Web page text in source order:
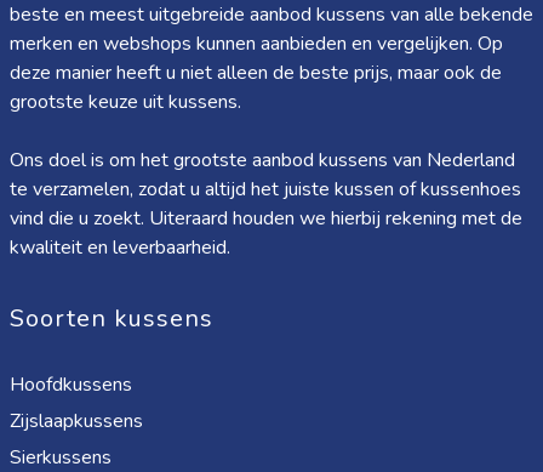
beste en meest uitgebreide aanbod kussens van alle bekende
merken en webshops kunnen aanbieden en vergelijken. Op
deze manier heeft u niet alleen de beste prijs, maar ook de
grootste keuze uit kussens.
Ons doel is om het grootste aanbod kussens van Nederland
te verzamelen, zodat u altijd het juiste kussen of kussenhoes
vind die u zoekt. Uiteraard houden we hierbij rekening met de
kwaliteit en leverbaarheid.
Soorten kussens
Hoofdkussens
Zijslaapkussens
Sierkussens